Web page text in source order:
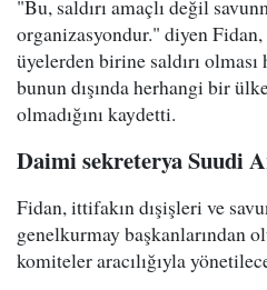
"Bu, saldırı amaçlı değil
organizasyondur." diyen
üyelerden birine saldırı
bunun dışında herhangi bir
olmadığını kaydetti.
Daimi sekreterya Suudi
Fidan, ittifakın dışişleri ve
genelkurmay başkanlarından
komiteler aracılığıyla